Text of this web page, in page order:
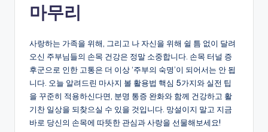
마무리
사랑하는 가족을 위해, 그리고 나 자신을 위해 쉴 틈 없이 달려
오신 주부님들의 손목 건강은 정말 소중합니다. 손목 터널 증
후군으로 인한 고통은 더 이상 ‘주부의 숙명’이 되어서는 안 됩
니다. 오늘 알려드린 마사지 볼 활용법 핵심 5가지와 실전 팁
을 꾸준히 적용하신다면, 분명 통증 완화와 함께 건강하고 활
기찬 일상을 되찾으실 수 있을 것입니다. 망설이지 말고 지금
바로 당신의 손목에 따뜻한 관심과 사랑을 선물해보세요!